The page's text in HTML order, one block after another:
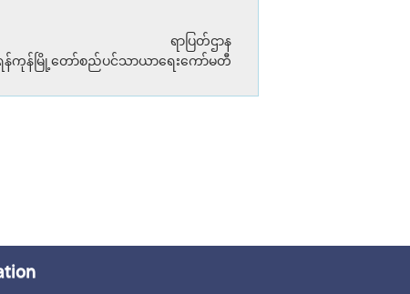
ရာပြတ်ဌာန
န်ကုန်မြို့တော်စည်ပင်သာယာရေးကော်မတီ